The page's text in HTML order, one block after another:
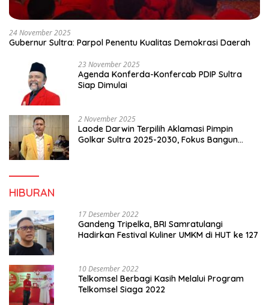
24 November 2025
Gubernur Sultra: Parpol Penentu Kualitas Demokrasi Daerah
23 November 2025
Agenda Konferda-Konfercab PDIP Sultra
Siap Dimulai
2 November 2025
Laode Darwin Terpilih Aklamasi Pimpin
Golkar Sultra 2025-2030, Fokus Bangun
HIBURAN
17 Desember 2022
Gandeng Tripelka, BRI Samratulangi
Hadirkan Festival Kuliner UMKM di HUT ke 127
10 Desember 2022
Telkomsel Berbagi Kasih Melalui Program
Telkomsel Siaga 2022